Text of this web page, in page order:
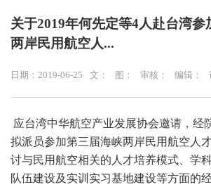
关于2019年何先定等4人赴台湾参
两岸民用航空人...
日期：2019-06-25 文： 图： 审核： 编辑：
应台湾中华航空产业发展协会邀请，经
拟派员参加第三届海峡两岸民用航空人
讨与民用航空相关的人才培养模式、学
队伍建设及实训实习基地建设等方面的